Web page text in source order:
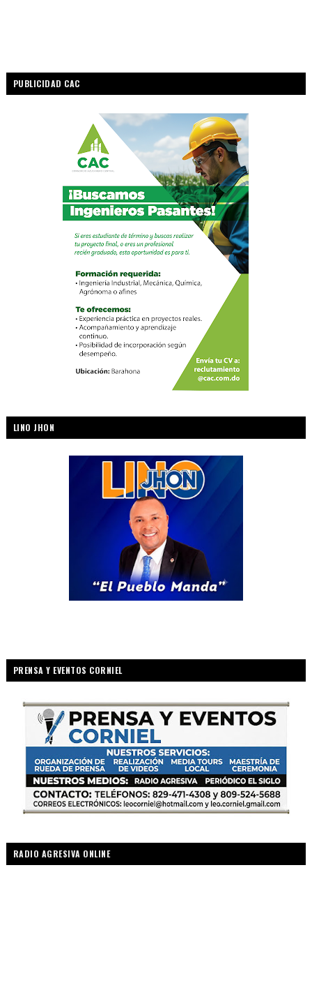
PUBLICIDAD CAC
LINO JHON
PRENSA Y EVENTOS CORNIEL
RADIO AGRESIVA ONLINE